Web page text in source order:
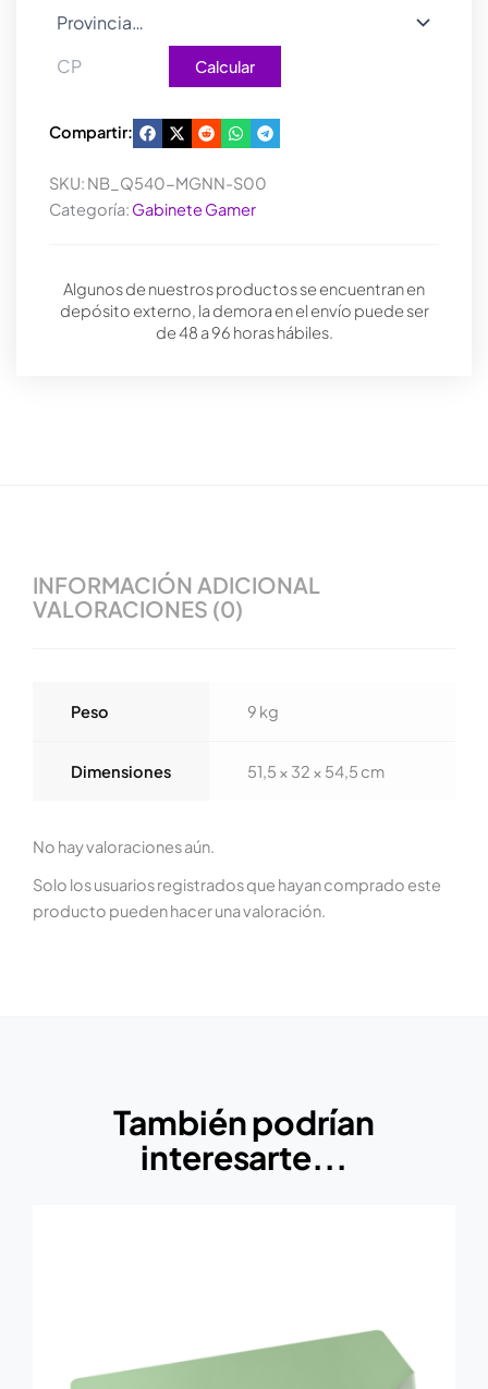
Calcular
Compartir:
SKU: NB_Q540-MGNN-S00
Categoría: Gabinete Gamer
Algunos de nuestros productos se encuentran en
depósito externo, la demora en el envío puede ser
de 48 a 96 horas hábiles.
INFORMACIÓN ADICIONAL
VALORACIONES (0)
Peso 9 kg
Dimensiones 51,5 × 32 × 54,5 cm
No hay valoraciones aún.
Solo los usuarios registrados que hayan comprado este
producto pueden hacer una valoración.
También podrían
interesarte...